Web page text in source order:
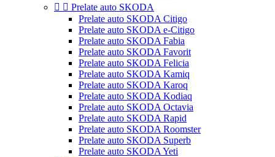
  Prelate auto SKODA
Prelate auto SKODA Citigo
Prelate auto SKODA e-Citigo
Prelate auto SKODA Fabia
Prelate auto SKODA Favorit
Prelate auto SKODA Felicia
Prelate auto SKODA Kamiq
Prelate auto SKODA Karoq
Prelate auto SKODA Kodiaq
Prelate auto SKODA Octavia
Prelate auto SKODA Rapid
Prelate auto SKODA Roomster
Prelate auto SKODA Superb
Prelate auto SKODA Yeti